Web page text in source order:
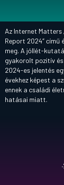
Az Internet Matters
Report 2024” című
meg. A jóllét-
gyakorolt pozitív
2024-es jelentés
évekhez képest a
ennek a családi
hatásai miatt.